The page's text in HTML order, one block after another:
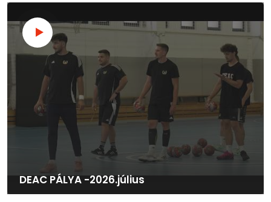
DEAC PÁLYA -2026.július